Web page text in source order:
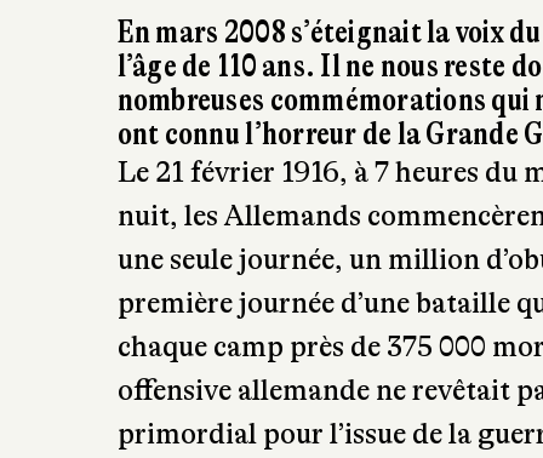
CL
✒ Christine
(Librairie
En mars 2008 s’éteignait la voix
l’âge de 110 ans. Il ne nous reste
nombreuses commémorations
ont connu l’horreur de la Grande
Le 21 février 1916, à 7 heures